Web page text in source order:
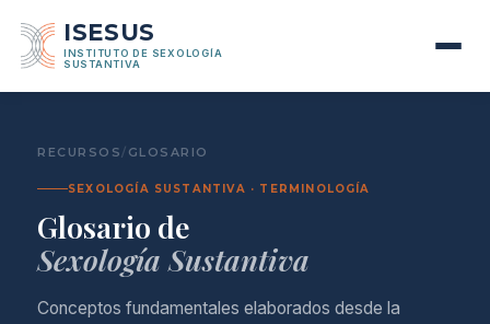
ISESUS
INSTITUTO DE SEXOLOGÍA
SUSTANTIVA
RECURSOS/ GLOSARIO
SEXOLOGÍA SUSTANTIVA · TERMINOLOGÍA
Glosario de
Sexología Sustantiva
Conceptos fundamentales elaborados desde la